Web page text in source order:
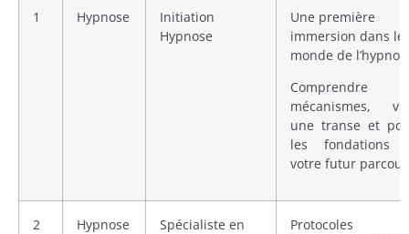
1 Hypnose
Initiation
Hypnose
Une première
immersion dans le
monde de
Comprendre
mécanismes,
une transe et
les fondations
votre futur
2 Hypnose
Spécialiste en
Protocoles